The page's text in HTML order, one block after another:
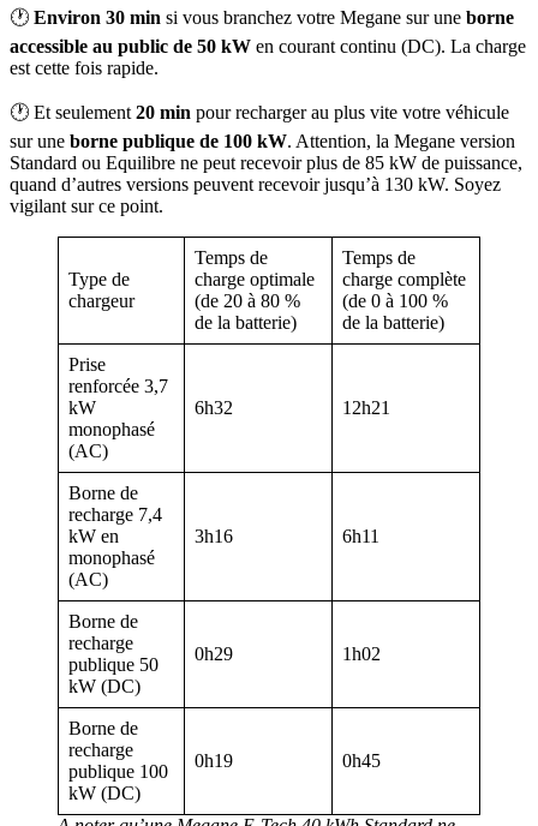
🕐 Environ 30 min si vous branchez votre Megane sur une borne
accessible au public de 50 kW en courant continu (DC). La charge
est cette fois rapide.
🕐 Et seulement 20 min pour recharger au plus vite votre véhicule
sur une borne publique de 100 kW. Attention, la Megane version
Standard ou Equilibre ne peut recevoir plus de 85 kW de puissance,
quand d’autres versions peuvent recevoir jusqu’à 130 kW. Soyez
vigilant sur ce point.
Type de
chargeur
Temps de
charge optimale
(de 20 à 80 %
de la batterie)
Temps de
charge complète
(de 0 à 100 %
de la batterie)
Prise
renforcée 3,7
kW
monophasé
(AC)
6h32 12h21
Borne de
recharge 7,4
kW en
monophasé
(AC)
3h16 6h11
Borne de
recharge
publique 50
kW (DC)
0h29 1h02
Borne de
recharge
publique 100
kW (DC)
0h19 0h45